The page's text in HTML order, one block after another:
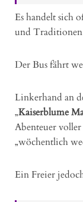
Es handelt sich
und
Der Bus fährt
Linkerhand an
„Kaiserblume
Abenteuer
„wöchentlich
Ein Freier